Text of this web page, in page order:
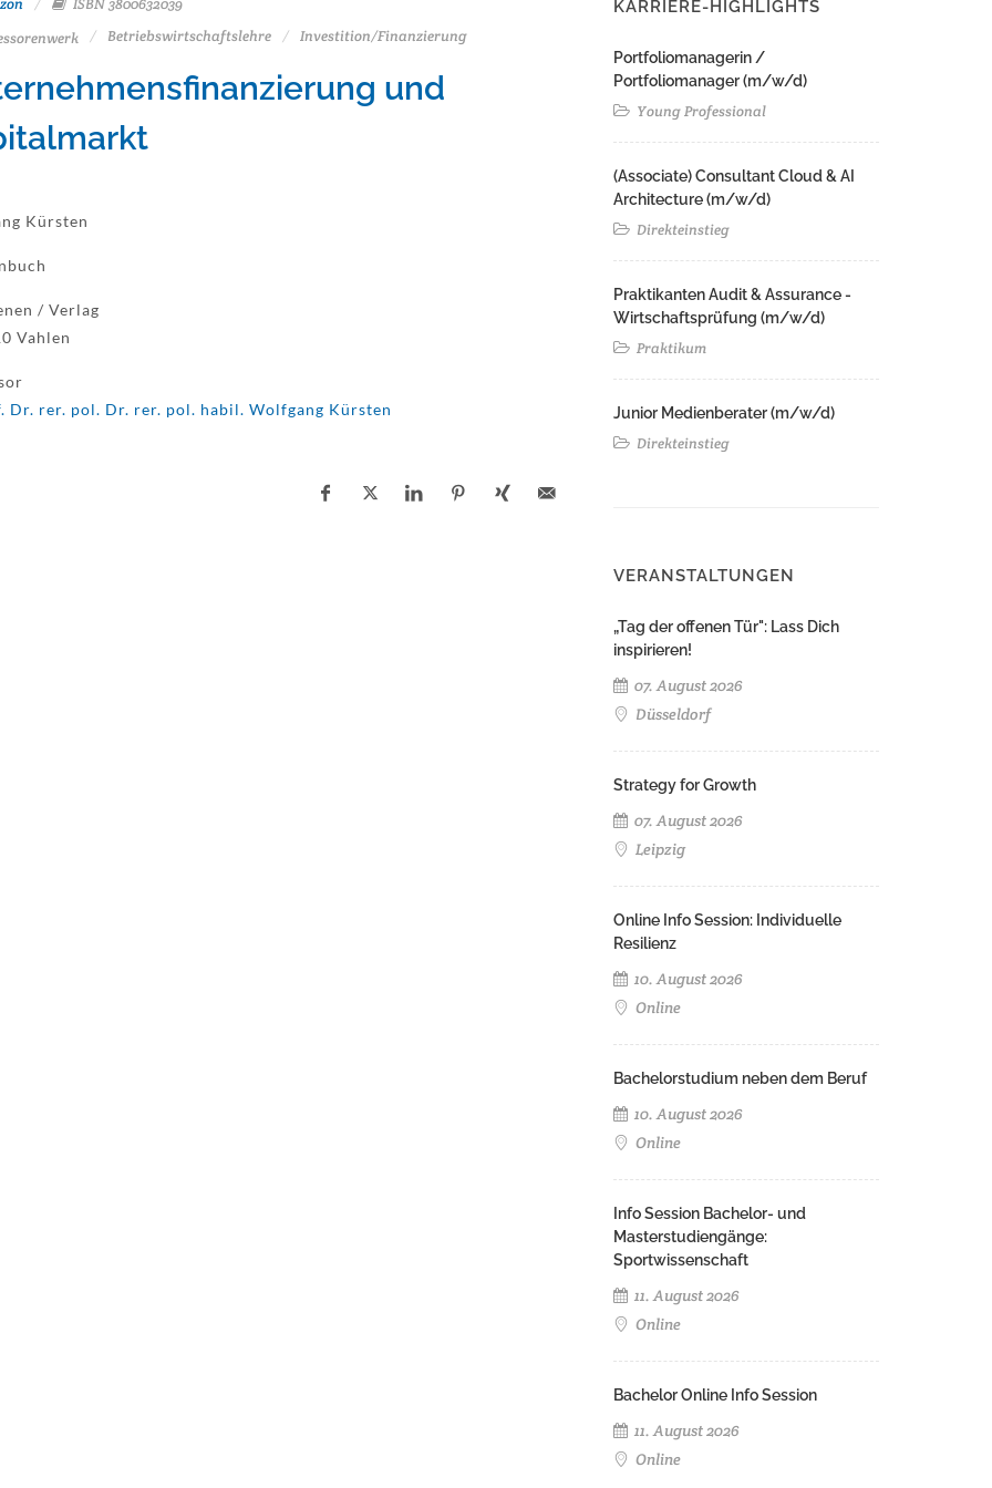
ISBN 3800632039
Betriebswirtschaftslehre Investition/Finanzierung
und
Kürsten
/ Verlag
Vahlen
Dr. rer. pol. Dr. rer. pol. habil. Wolfgang Kürsten
KARRIERE-HIGHLIGHTS
Portfoliomanagerin /
Portfoliomanager (m/w/d)
Young Professional
(Associate) Consultant Cloud & AI
Architecture (m/w/d)​ ​
Direkteinstieg
Praktikanten Audit & Assurance -
Wirtschaftsprüfung (m/w/d)
Praktikum
Junior Medienberater (m/w/d)
Direkteinstieg
VERANSTALTUNGEN
„Tag der offenen Tür": Lass Dich
inspirieren!
07. August 2026
Düsseldorf
Strategy for Growth
07. August 2026
Leipzig
Online Info Session: Individuelle
Resilienz
10. August 2026
Online
Bachelorstudium neben dem Beruf
10. August 2026
Online
Info Session Bachelor- und
Masterstudiengänge:
Sportwissenschaft
11. August 2026
Online
Bachelor Online Info Session
11. August 2026
Online